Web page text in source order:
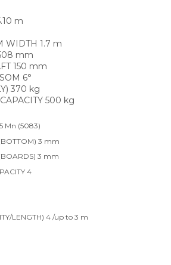
m
WIDTH 1.7 m
mm
150 mm
6°
370 kg
500 kg
Mn (5083)
3 mm
3 mm
4
LENGTH) 4 /up to 3 m